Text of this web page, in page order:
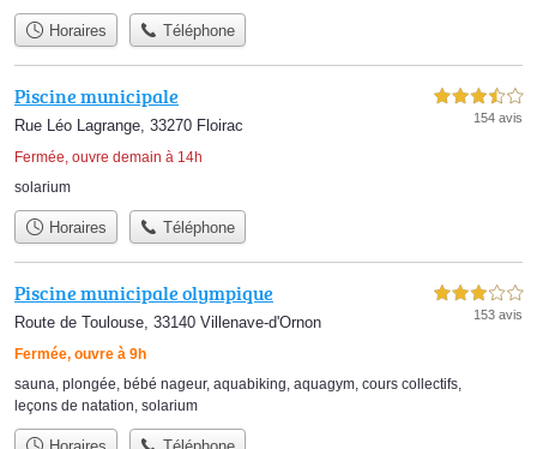
Horaires Téléphone
Piscine municipale
Rue Léo Lagrange, 33270 Floirac
Fermée, ouvre demain à 14h
3,5 étoiles sur 5
154 avis
solarium
Horaires Téléphone
Piscine municipale olympique
Route de Toulouse, 33140 Villenave-d'Ornon
Fermée, ouvre à 9h
3,0 étoiles sur 5
153 avis
sauna, plongée, bébé nageur, aquabiking, aquagym, cours collectifs,
leçons de natation, solarium